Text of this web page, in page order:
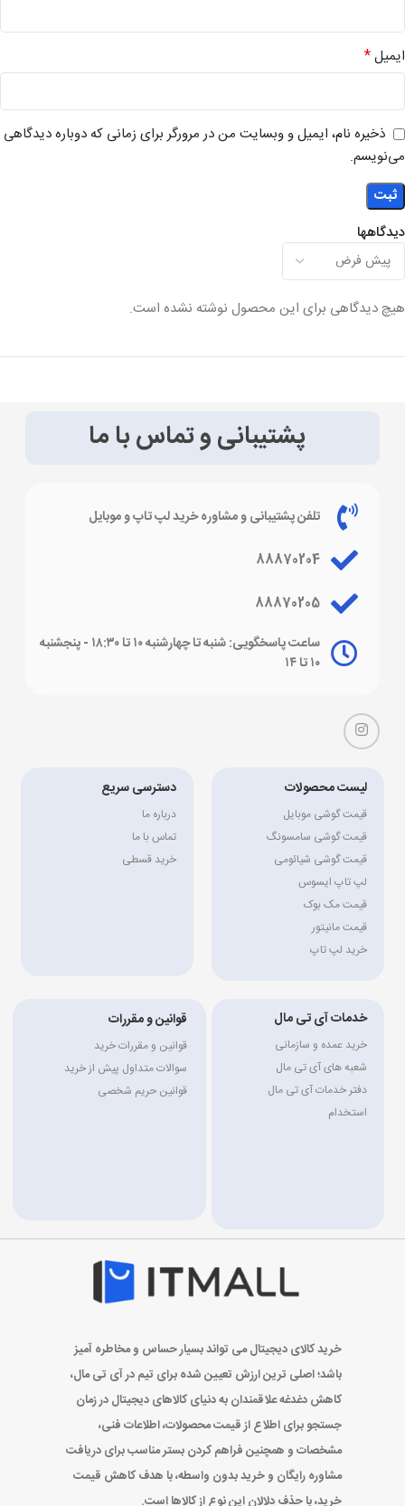
دیدگاهها
هیچ دیدگاهی برای این محصول نوشته نشده است.
ایمیل*
ذخیره نام، ایمیل و وبسایت من در مرورگر برای زمانی که دوباره دیدگاهی
می‌نویسم.
پشتیبانی و تماس با ما
تلفن پشتیبانی و مشاوره خرید لپ تاپ و موبایل
88870204
88870205
ساعت پاسخگویی: شنبه تا چهارشنبه ۱۰ تا ۱۸:۳۰ - پنجشنبه
۱۰ تا ۱۴
لیست محصولات
قیمت گوشی موبایل
قیمت گوشی سامسونگ
قیمت گوشی شیائومی
لپ تاپ ایسوس
قیمت مک بوک
قیمت مانیتور
خرید لپ تاپ
دسترسی سریع
درباره ما
تماس با ما
خرید قسطی
خدمات آی تی مال
خرید عمده و سازمانی
شعبه های آی تی مال
دفتر خدمات آی تی مال
استخدام
قوانین و مقررات
قوانین و مقررات خرید
سوالات متداول پیش از خرید
قوانین حریم شخصی
خرید کالای دیجیتال می تواند بسیار حساس و مخاطره آمیز
باشد؛ اصلی ترین ارزش تعیین شده برای تیم در آی تی مال،
کاهش دغدغه علاقمندان به دنیای کالاهای دیجیتال در زمان
جستجو برای اطلاع از قیمت محصولات، اطلاعات فنی،
مشخصات و همچنین فراهم کردن بستر مناسب برای دریافت
مشاوره رایگان و خرید بدون واسطه، با هدف کاهش قیمت
خرید، با حذف دلالان این نوع از کالاها است.